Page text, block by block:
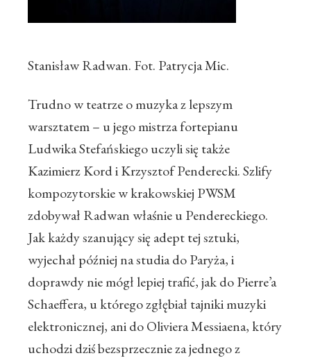
Stanisław Radwan. Fot. Patrycja Mic.
Trudno w teatrze o muzyka z lepszym
warsztatem – u jego mistrza fortepianu
Ludwika Stefańskiego uczyli się także
Kazimierz Kord i Krzysztof Penderecki. Szlify
kompozytorskie w krakowskiej PWSM
zdobywał Radwan właśnie u Pendereckiego.
Jak każdy szanujący się adept tej sztuki,
wyjechał później na studia do Paryża, i
doprawdy nie mógł lepiej trafić, jak do Pierre’a
Schaeffera, u którego zgłębiał tajniki muzyki
elektronicznej, ani do Oliviera Messiaena, który
uchodzi dziś bezsprzecznie za jednego z